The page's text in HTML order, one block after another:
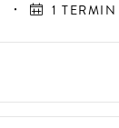
1 TERMIN